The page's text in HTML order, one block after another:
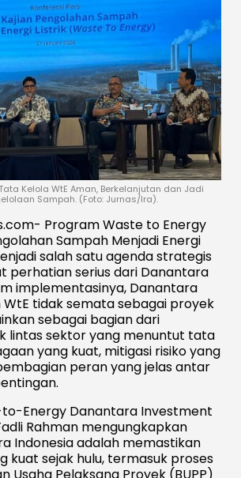
Kelola WtE Aman, Berkelanjutan dan Jadi
Sampah. (Foto: Jurnas/Ira).
Program Waste to Energy
Sampah Menjadi Energi
salah satu agenda strategis
perhatian serius dari Danantara
implementasinya, Danantara
tidak semata sebagai proyek
sebagai bagian dari
lintas sektor yang menuntut tata
yang kuat, mitigasi risiko yang
peran yang jelas antar
Energy Danantara Investment
Rahman mengungkapkan
Indonesia adalah memastikan
kuat sejak hulu, termasuk proses
Usaha Pelaksana Proyek (BUPP)